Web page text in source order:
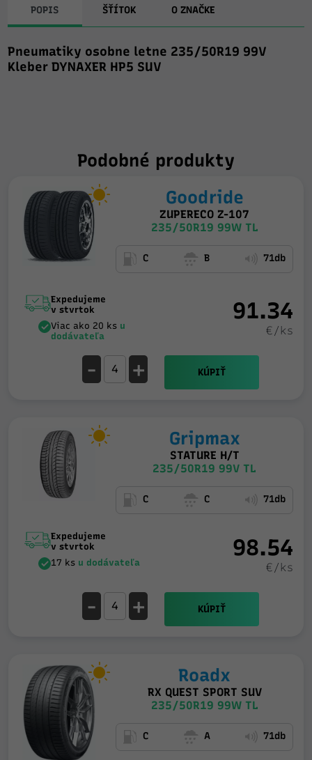
POPIS ŠŤÍTOK O ZNAČKE
Pneumatiky osobne letne 235/50R19 99V
Kleber DYNAXER HP5 SUV
Podobné produkty
Goodride
ZUPERECO Z-107
235/50R19 99W TL
C B 71db
Expedujeme
v stvrtok
Viac ako 20 ks u
dodávateľa
91.34
€/ks
- + KÚPIŤ
Gripmax
STATURE H/T
235/50R19 99V TL
C C 71db
Expedujeme
v stvrtok
17 ks u dodávateľa
98.54
€/ks
- + KÚPIŤ
Roadx
RX QUEST SPORT SUV
235/50R19 99W TL
C A 71db